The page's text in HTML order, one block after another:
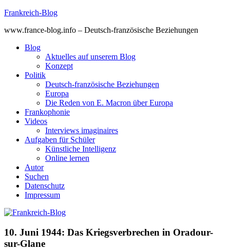
Skip
content
Frankreich-Blog
www.france-blog.info – Deutsch-französische Beziehungen
Blog
Aktuelles auf unserem Blog
Konzept
Politik
Deutsch-französische Beziehungen
Europa
Die Reden von E. Macron über Europa
Frankophonie
Videos
Interviews imaginaires
Aufgaben für Schüler
Künstliche Intelligenz
Online lernen
Autor
Suchen
Datenschutz
Impressum
10. Juni 1944: Das Kriegsverbrechen in Oradour-
sur-Glane